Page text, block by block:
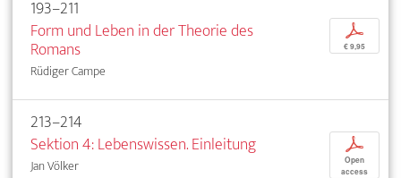
193–211
Form und Leben in der Theorie des
Romans
Rüdiger Campe
p
€ 9,95
213–214
Sektion 4: Lebenswissen. Einleitung
Jan Völker
p
Open
access